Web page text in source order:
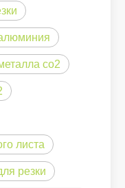
По своей сути
co2
листа
резки